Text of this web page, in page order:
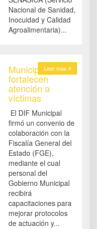
Nacional de Sanidad,
Inocuidad y Calidad
Agroalimentaria)...
Leer mas
Municipio y FGE
fortalecen
atención a
víctimas
El DIF Municipal
firmó un convenio de
colaboración con la
Fiscalía General del
Estado (FGE),
mediante el cual
personal del
Gobierno Municipal
recibirá
capacitaciones para
mejorar protocolos
de actuación y...